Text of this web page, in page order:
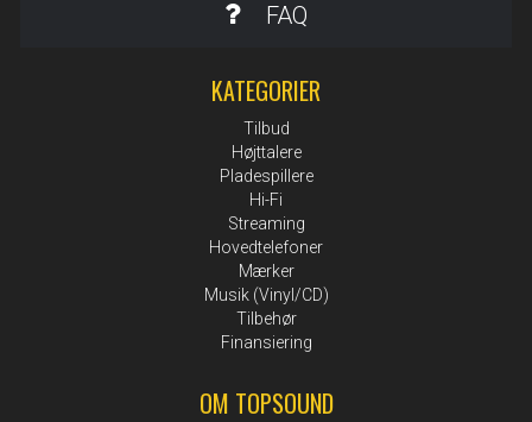
FAQ
KATEGORIER
Tilbud
Højttalere
Pladespillere
Hi-Fi
Streaming
Hovedtelefoner
Mærker
Musik (Vinyl/CD)
Tilbehør
Finansiering
OM TOPSOUND